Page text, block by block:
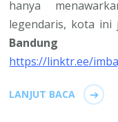
hanya
legendaris, kota ini
Bandung
https://linktr.ee/
LANJUT BACA